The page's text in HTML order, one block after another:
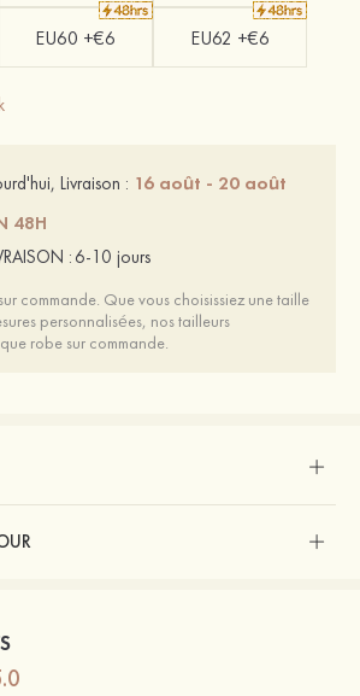
EU60 +€6 EU62 +€6
Livraison : 16 août - 20 août
48H
:6-10 jours
commande. Que vous choisissiez une taille
personnalisées, nos tailleurs
robe sur commande.